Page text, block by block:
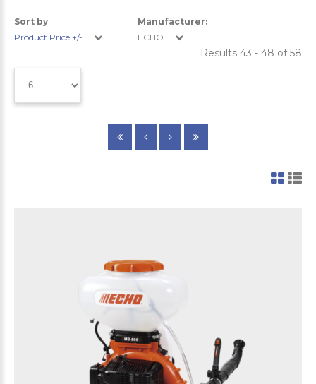
Sort by
Product Price +/-
Manufacturer:
ECHO
Results 43 - 48 of 58